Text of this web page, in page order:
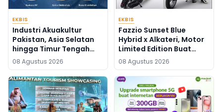
EKBIS
Industri Akuakultur
Pakistan, Asia Selatan
hingga Timur Tengah
Bersiap Terapkan Solusi
Terlengkap dari
Indonesia
08 Agustus 2026
EKBIS
Fazzio Sunset Blue
Hybrid x Alkateri, Motor
Limited Edition Buat
Nyempurnain Look
Retro-Future Lo
08 Agustus 2026